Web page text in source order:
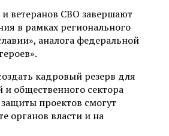
и ветеранов СВО завершают
в рамках регионального
аналога федеральной
кадровый резерв для
и общественного сектора
проектов смогут
органов власти и на